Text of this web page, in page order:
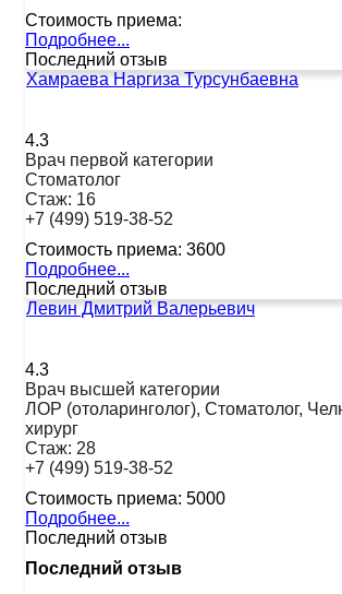
Стоимость приема:
Подробнее...
Последний отзыв
Хамраева Наргиза Турсунбаевна
4.3
Врач первой категории
Стоматолог
Стаж: 16
+7 (499) 519-38-52
Стоимость приема: 3600
Подробнее...
Последний отзыв
Левин Дмитрий Валерьевич
4.3
Врач высшей категории
ЛОР (отоларинголог), Стоматолог,
хирург
Стаж: 28
+7 (499) 519-38-52
Стоимость приема: 5000
Подробнее...
Последний отзыв
Последний отзыв